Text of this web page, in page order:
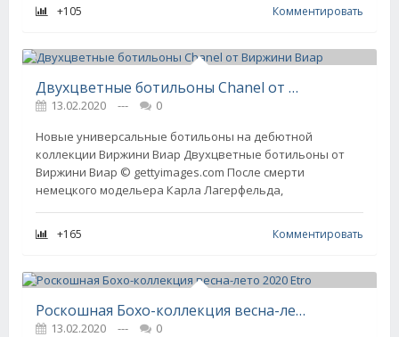
+105 Комментировать
Двухцветные ботильоны Chanel от Виржини Виар
13.02.2020 ---
0
Новые универсальные ботильоны на дебютной
коллекции Виржини Виар Двухцветные ботильоны от
Виржини Виар © gettyimages.com После смерти
немецкого модельера Карла Лагерфельда,
+165 Комментировать
Роскошная Бохо-коллекция весна-лето 2020 Etro
13.02.2020 ---
0